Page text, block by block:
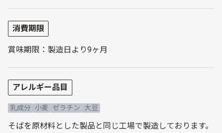
消費期限
賞味期限：製造日より9ヶ月
アレルギー品目
乳成分 小麦 ゼラチン 大豆
そばを原材料とした製品と同じ工場で製造しております。